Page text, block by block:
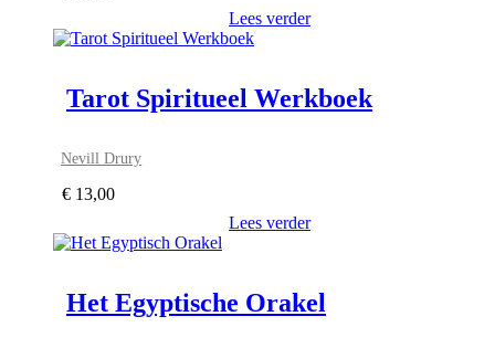
Lees verder
Tarot Spiritueel Werkboek
Nevill Drury
€ 13,00
Lees verder
Het Egyptische Orakel